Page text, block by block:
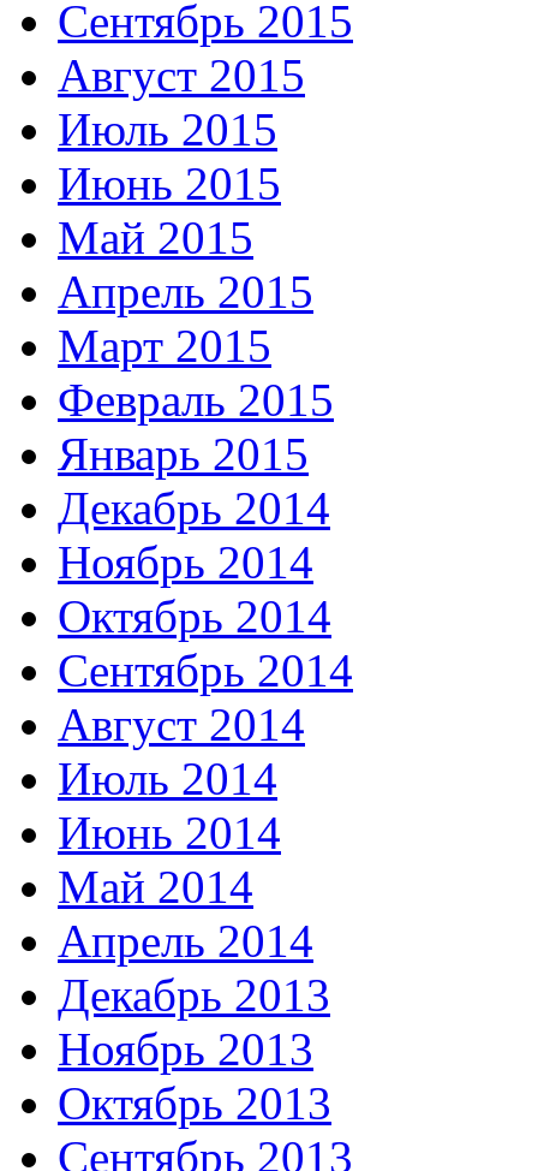
Сентябрь 2015
Август 2015
Июль 2015
Июнь 2015
Май 2015
Апрель 2015
Март 2015
Февраль 2015
Январь 2015
Декабрь 2014
Ноябрь 2014
Октябрь 2014
Сентябрь 2014
Август 2014
Июль 2014
Июнь 2014
Май 2014
Апрель 2014
Декабрь 2013
Ноябрь 2013
Октябрь 2013
Сентябрь 2013